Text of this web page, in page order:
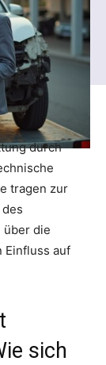
durch
tragen zur
über die
Einfluss auf
sich